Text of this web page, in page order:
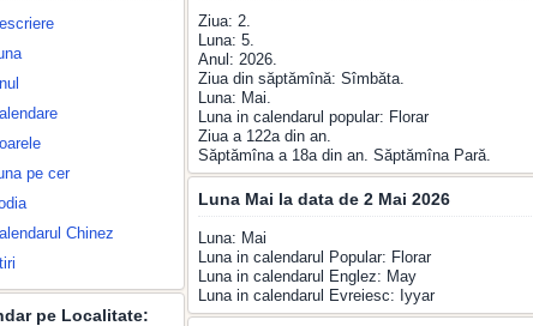
pe cer
Chinez
pe Localitate:
Ziua: 2.
Luna: 5.
Anul: 2026.
Ziua din săptămînă: Sîmbăta.
Luna: Mai.
Luna in calendarul popular: Florar
Ziua a 122a din an.
Săptămîna a 18a din an. Săptămîna Pară.
Luna Mai la data de 2 Mai 2026
Luna: Mai
Luna in calendarul Popular: Florar
Luna in calendarul Englez: May
Luna in calendarul Evreiesc: Iyyar